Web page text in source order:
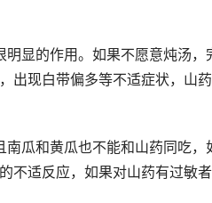
显的作用。如果不愿意炖汤，
出现白带偏多等不适症状，山
瓜和黄瓜也不能和山药同吃，
不适反应，如果对山药有过敏